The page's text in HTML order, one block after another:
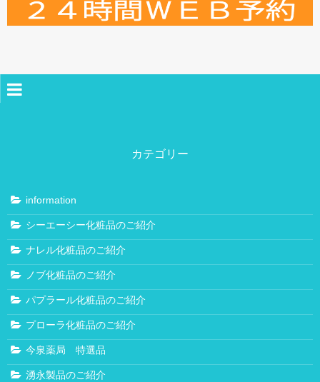
小城本店
鍋島アーガス店
プライバシーポリシー
健康相談
健康相談
認知症改善プログラム
当店流ダイエット
薬と健康のお問合せ
カテゴリー
information
シーエーシー化粧品のご紹介
ナレル化粧品のご紹介
ノブ化粧品のご紹介
パプラール化粧品のご紹介
プローラ化粧品のご紹介
今泉薬局 特選品
湧永製品のご紹介